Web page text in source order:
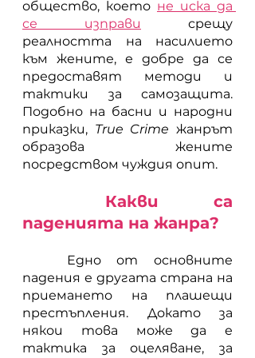
общество, което не иска да
се изправи
срещу
реалността на насилието
към жените, е добре да се
предоставят методи и
тактики за самозащита.
Подобно на басни и народни
приказки, True Crime жанрът
образова жените
посредством чуждия опит.
паденията на жанра?
падения е другата страна на
приемането на плашещи
престъпления. Докато за
някои това може да е
тактика за оцеляване, за